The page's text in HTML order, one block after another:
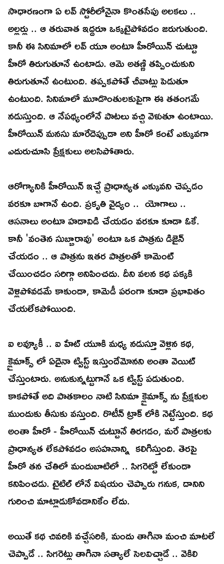
సాధారణంగా ఏ లవ్ స్టోరీలోనైనా కొంతసేపు అలకలు ..
అల్లర్లు .. ఆ తరువాత ఇద్దరూ ఒక్కటైపోవడం జరుగుతుంది.
కానీ ఈ సినిమాలో లవ్ యూ అంటూ హీరోయిన్ చుట్టూ
హీరో తిరుగుతూనే ఉంటాడు. ఆమె అతణ్ణి తప్పించుకుని
తిరుగుతూనే ఉంటుంది. తప్పకపోతే చీవాట్లు పెడుతూ
ఉంటుంది. సినిమాలో మూడొంతులకుపైగా ఈ తతంగమే
నడుస్తుంది. ఆ నేపథ్యంలోనే పాటలు వచ్చి వెళుతూ ఉంటాయి.
హీరోయిన్ మనసు మారేదెప్పుడా అని హీరో కంటే ఎక్కువగా
ఎదురుచూసి ప్రేక్షకులు అలసిపోతారు.
ఆరోగ్యానికి హీరోయిన్ ఇచ్చే ప్రాధాన్యత ఎక్కువని చెప్పడం
వరకూ బాగానే ఉంది. ప్రకృతి వైద్యం .. యోగాలు ..
ఆసనాలు అంటూ హడావిడి చేయడం వరకూ కూడా ఓకే.
కానీ 'వంతెన సుబ్బారావు' అంటూ ఒక పాత్రను డిజైన్
చేయడం .. ఆ పాత్రను ఇతర పాత్రలతో కామెంట్
చేయించడం సరిగ్గా అనిపించదు. దీని వలన కథ పక్కకి
వెళ్లిపోవడమే కాకుండా, కామెడీ పరంగా కూడా ప్రభావితం
చేయలేకపోయింది.
ఐ లవ్యూకీ .. ఐ హేట్ యూకి మధ్య నడుస్తూ వెళ్లిన కథ,
క్లైమాక్స్ లో ఏదైనా ట్విస్ట్ ఇస్తుందేమోనని అంతా వెయిట్
చేస్తుంటారు. అనుకున్నట్టుగానే ఒక ట్విస్ట్ పడుతుంది.
కాకపోతే అది పాతకాలం నాటి సినిమా క్లైమాక్స్ ను ప్రేక్షకుల
ముందుకు తీసుకు వస్తుంది. రొటీన్ ట్రాక్ లోకి నెట్టేస్తుంది. కథ
అంతా హీరో - హీరోయిన్ చుట్టూనే తిరగడం, మరే పాత్రలకు
ప్రాధాన్యత లేకపోవడం అసహనాన్ని కలిగిస్తుంది. తెరపై
హీరో తన చేతిలో మందుబాటిలో .. సిగరెట్టో లేకుండా
కనిపించడు. టైటిల్ లోనే విషయం చెప్పారు గనుక, దానిని
గురించి మాట్లాడుకోవడానికేం లేదు.
అయితే కథ చివరికి వచ్చేసరికి, మందు తాగినా మంచి మాటలే
చెప్పాడే .. సిగరెట్లు తాగినా సత్యాలే సెలవిచ్చాడే .. వెకిలి